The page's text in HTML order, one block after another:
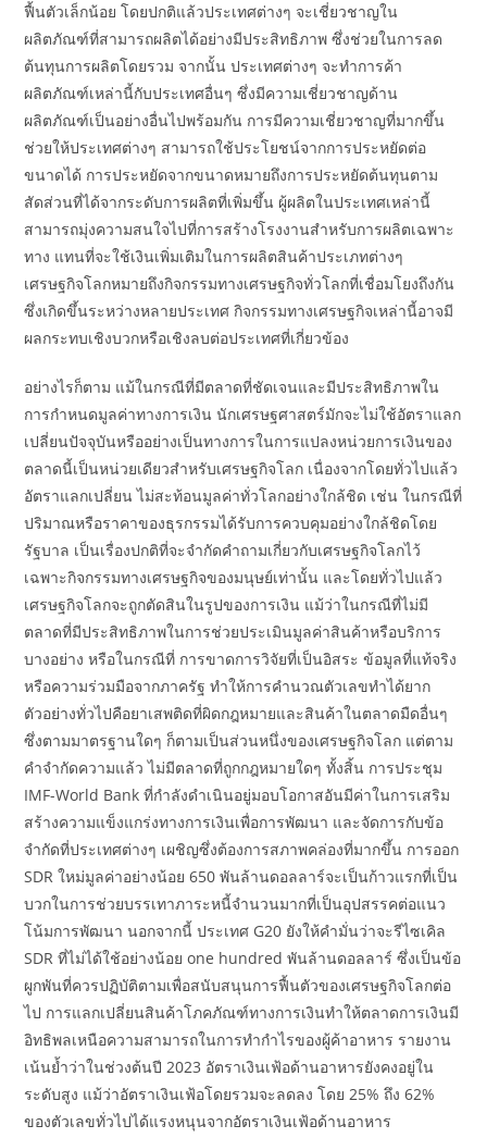
ฟื้นตัวเล็กน้อย โดยปกติแล้วประเทศต่างๆ จะเชี่ยวชาญใน
ผลิตภัณฑ์ที่สามารถผลิตได้อย่างมีประสิทธิภาพ ซึ่งช่วยในการลด
ต้นทุนการผลิตโดยรวม จากนั้น ประเทศต่างๆ จะทำการค้า
ผลิตภัณฑ์เหล่านี้กับประเทศอื่นๆ ซึ่งมีความเชี่ยวชาญด้าน
ผลิตภัณฑ์เป็นอย่างอื่นไปพร้อมกัน การมีความเชี่ยวชาญที่มากขึ้น
ช่วยให้ประเทศต่างๆ สามารถใช้ประโยชน์จากการประหยัดต่อ
ขนาดได้ การประหยัดจากขนาดหมายถึงการประหยัดต้นทุนตาม
สัดส่วนที่ได้จากระดับการผลิตที่เพิ่มขึ้น ผู้ผลิตในประเทศเหล่านี้
สามารถมุ่งความสนใจไปที่การสร้างโรงงานสำหรับการผลิตเฉพาะ
ทาง แทนที่จะใช้เงินเพิ่มเติมในการผลิตสินค้าประเภทต่างๆ
เศรษฐกิจโลกหมายถึงกิจกรรมทางเศรษฐกิจทั่วโลกที่เชื่อมโยงถึงกัน
ซึ่งเกิดขึ้นระหว่างหลายประเทศ กิจกรรมทางเศรษฐกิจเหล่านี้อาจมี
ผลกระทบเชิงบวกหรือเชิงลบต่อประเทศที่เกี่ยวข้อง
อย่างไรก็ตาม แม้ในกรณีที่มีตลาดที่ชัดเจนและมีประสิทธิภาพใน
การกำหนดมูลค่าทางการเงิน นักเศรษฐศาสตร์มักจะไม่ใช้อัตราแลก
เปลี่ยนปัจจุบันหรืออย่างเป็นทางการในการแปลงหน่วยการเงินของ
ตลาดนี้เป็นหน่วยเดียวสำหรับเศรษฐกิจโลก เนื่องจากโดยทั่วไปแล้ว
อัตราแลกเปลี่ยน ไม่สะท้อนมูลค่าทั่วโลกอย่างใกล้ชิด เช่น ในกรณีที่
ปริมาณหรือราคาของธุรกรรมได้รับการควบคุมอย่างใกล้ชิดโดย
รัฐบาล เป็นเรื่องปกติที่จะจำกัดคำถามเกี่ยวกับเศรษฐกิจโลกไว้
เฉพาะกิจกรรมทางเศรษฐกิจของมนุษย์เท่านั้น และโดยทั่วไปแล้ว
เศรษฐกิจโลกจะถูกตัดสินในรูปของการเงิน แม้ว่าในกรณีที่ไม่มี
ตลาดที่มีประสิทธิภาพในการช่วยประเมินมูลค่าสินค้าหรือบริการ
บางอย่าง หรือในกรณีที่ การขาดการวิจัยที่เป็นอิสระ ข้อมูลที่แท้จริง
หรือความร่วมมือจากภาครัฐ ทำให้การคำนวณตัวเลขทำได้ยาก
ตัวอย่างทั่วไปคือยาเสพติดที่ผิดกฎหมายและสินค้าในตลาดมืดอื่นๆ
ซึ่งตามมาตรฐานใดๆ ก็ตามเป็นส่วนหนึ่งของเศรษฐกิจโลก แต่ตาม
คำจำกัดความแล้ว ไม่มีตลาดที่ถูกกฎหมายใดๆ ทั้งสิ้น การประชุม
IMF-World Bank ที่กำลังดำเนินอยู่มอบโอกาสอันมีค่าในการเสริม
สร้างความแข็งแกร่งทางการเงินเพื่อการพัฒนา และจัดการกับข้อ
จำกัดที่ประเทศต่างๆ เผชิญซึ่งต้องการสภาพคล่องที่มากขึ้น การออก
SDR ใหม่มูลค่าอย่างน้อย 650 พันล้านดอลลาร์จะเป็นก้าวแรกที่เป็น
บวกในการช่วยบรรเทาภาระหนี้จำนวนมากที่เป็นอุปสรรคต่อแนว
โน้มการพัฒนา นอกจากนี้ ประเทศ G20 ยังให้คำมั่นว่าจะรีไซเคิล
SDR ที่ไม่ได้ใช้อย่างน้อย one hundred พันล้านดอลลาร์ ซึ่งเป็นข้อ
ผูกพันที่ควรปฏิบัติตามเพื่อสนับสนุนการฟื้นตัวของเศรษฐกิจโลกต่อ
ไป การแลกเปลี่ยนสินค้าโภคภัณฑ์ทางการเงินทำให้ตลาดการเงินมี
อิทธิพลเหนือความสามารถในการทำกำไรของผู้ค้าอาหาร รายงาน
เน้นย้ำว่าในช่วงต้นปี 2023 อัตราเงินเฟ้อด้านอาหารยังคงอยู่ใน
ระดับสูง แม้ว่าอัตราเงินเฟ้อโดยรวมจะลดลง โดย 25% ถึง 62%
ของตัวเลขทั่วไปได้แรงหนุนจากอัตราเงินเฟ้อด้านอาหาร